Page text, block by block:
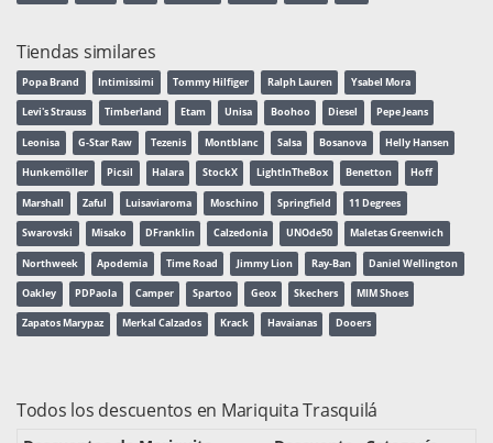
Tiendas similares
Popa Brand Intimissimi Tommy Hilfiger Ralph Lauren Ysabel Mora
Levi's Strauss Timberland Etam Unisa Boohoo Diesel Pepe Jeans
Leonisa G-Star Raw Tezenis Montblanc Salsa Bosanova Helly Hansen
Hunkemöller Picsil Halara StockX LightInTheBox Benetton Hoff
Marshall Zaful Luisaviaroma Moschino Springfield 11 Degrees
Swarovski Misako DFranklin Calzedonia UNOde50 Maletas Greenwich
Northweek Apodemia Time Road Jimmy Lion Ray-Ban Daniel Wellington
Oakley PDPaola Camper Spartoo Geox Skechers MIM Shoes
Zapatos Marypaz Merkal Calzados Krack Havaianas Dooers
Todos los descuentos en Mariquita Trasquilá